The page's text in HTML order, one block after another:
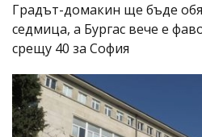
Градът-домакин ще бъде
седмица, а Бургас вече е
срещу 40 за София